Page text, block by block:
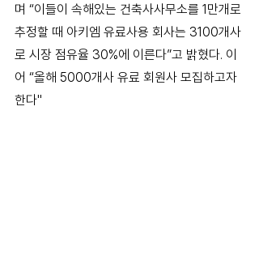
며 “이들이 속해있는 건축사사무소를 1만개로
추정할 때 아키엠 유료사용 회사는 3100개사
로 시장 점유율 30%에 이른다”고 밝혔다. 이
어 “올해 5000개사 유료 회원사 모집하고자
한다"